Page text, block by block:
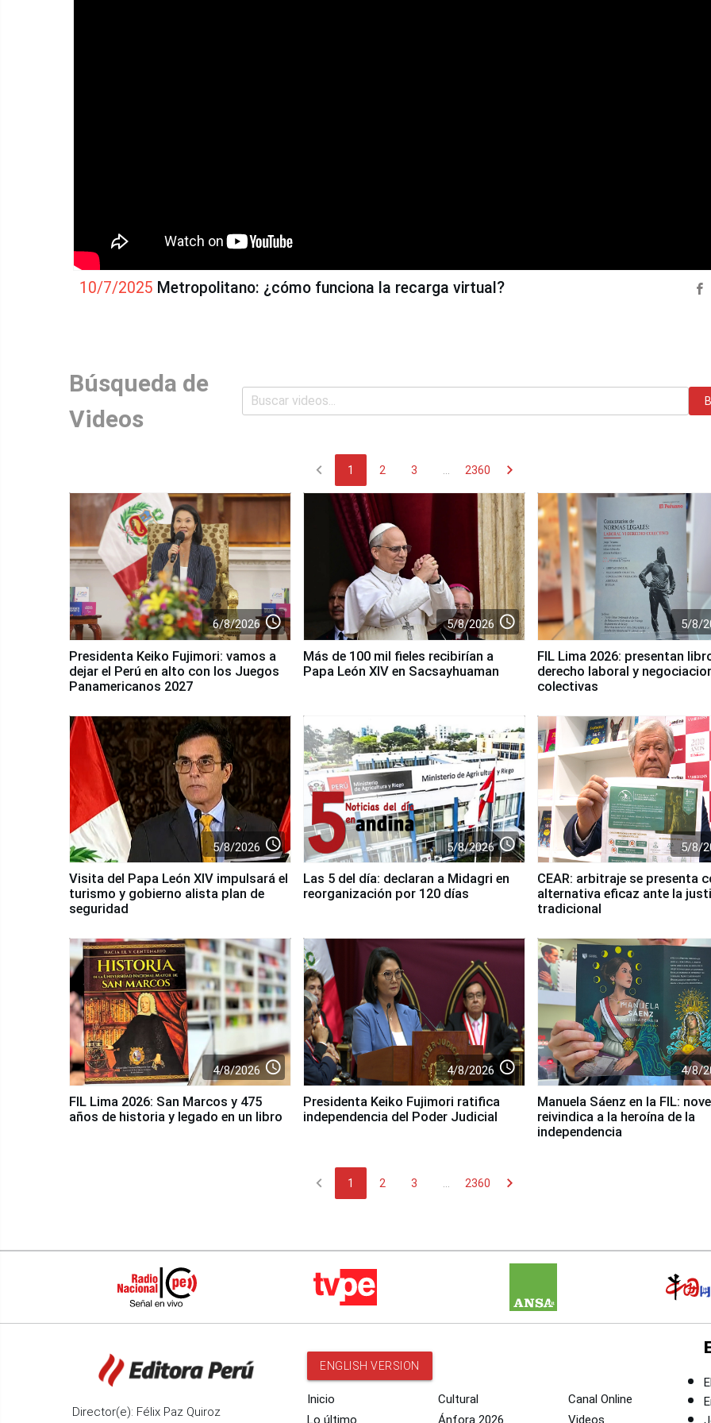
10/7/2025 Metropolitano: ¿cómo funciona la recarga virtual?
Búsqueda de
Videos
chevron_left 1 2 3 ... 2360 chevron_right
6/8/2026 access_time
Presidenta Keiko Fujimori: vamos a
dejar el Perú en alto con los Juegos
Panamericanos 2027
5/8/2026 access_time
Más de 100 mil fieles recibirían a
Papa León XIV en Sacsayhuaman
5/8/
FIL Lima 2026: presentan
derecho laboral y
colectivas
5/8/2026 access_time
Visita del Papa León XIV impulsará el
turismo y gobierno alista plan de
seguridad
5/8/2026 access_time
Las 5 del día: declaran a Midagri en
reorganización por 120 días
5/8/
CEAR: arbitraje se presenta
alternativa eficaz ante la
tradicional
4/8/2026 access_time
FIL Lima 2026: San Marcos y 475
años de historia y legado en un libro
4/8/2026 access_time
Presidenta Keiko Fujimori ratifica
independencia del Poder Judicial
4/8/
Manuela Sáenz en la FIL:
reivindica a la heroína de la
independencia
chevron_left 1 2 3 2360 chevron_right
Director(e): Félix Paz Quiroz
ENGLISH VERSION
Inicio
Lo último
Cultural
Ánfora 2026
Canal Online
Videos